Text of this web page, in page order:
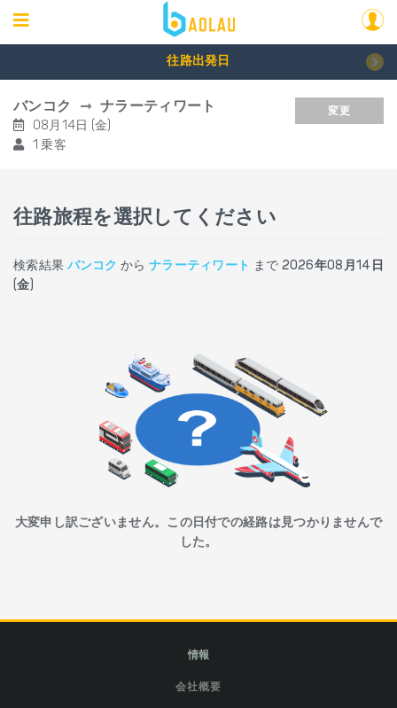
往路出発日
バンコク ナラーティワート
08月14日 (金)
1 乗客
変更
往路旅程を選択してください
検索結果 バンコク から ナラーティワート まで 2026年08月14日
(金)
大変申し訳ございません。この日付での経路は見つかりませんで
した。
情報
会社概要